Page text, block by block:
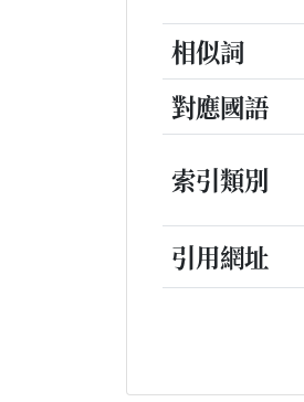
相似詞
對應國語
索引類別
引用網址